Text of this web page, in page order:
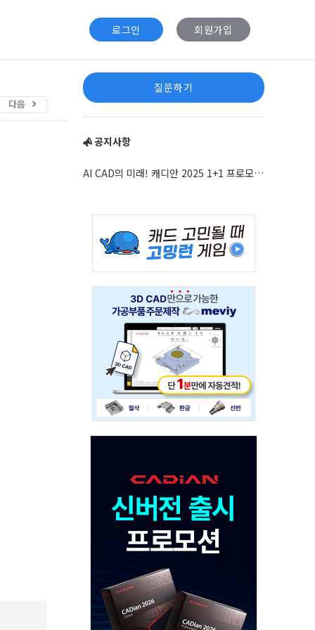
로그인 회원가입
다음
Sidebar
질문하기
공지사항
AI CAD의 미래! 캐디안 2025 1+1 프로모션 안내
234x60
234x60
120x600